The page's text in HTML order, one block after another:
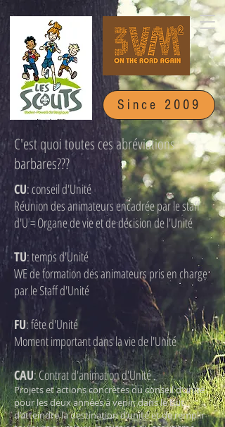
Since 2009
C'est quoi toutes ces abréviations
barbares???
CU: conseil d'Unité
Réunion des animateurs encadrée par le staff
d'U = Organe de vie et de décision de l'Unité
TU: temps d'Unité
WE de formation des animateurs pris en charge
par le Staff d'Unité
FU: fête d'Unité
Moment important dans la vie de l'Unité
CAU: Contrat d'animation d'Unité
Projets et actions concrètes du conseil d’unité
pour les deux années à venir, dans le but
d’atteindre la destination d’unité et de remplir